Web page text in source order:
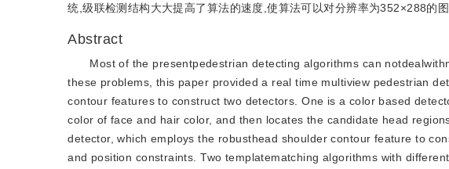
统,级联检测结构大大提高了算法的速度,使算法可以对分辨率为352×288的
Abstract
Most of the presentpedestrian detecting algorithms can
these problems, this paper provided a real time multiview pedestrian
contour features to construct two detectors. One is a color based
color of face and hair color, and then locates the candidate head
detector, which employs the robusthead shoulder contour feature to
and position constraints. Two templatematching algorithms with